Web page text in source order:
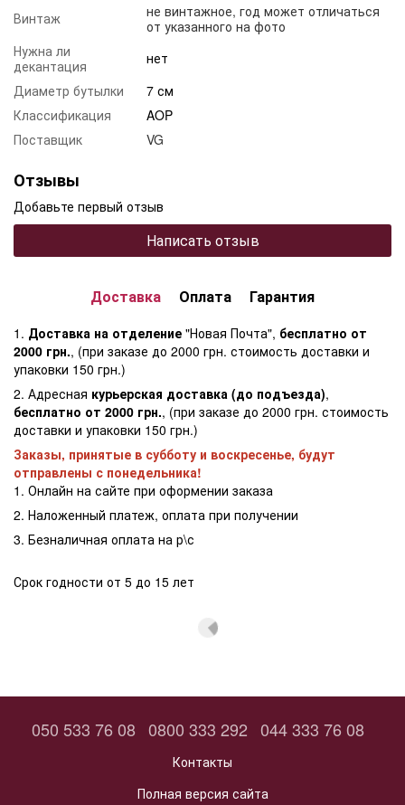
Винтаж
не винтажное, год может отличаться
от указанного на фото
Нужна ли
декантация
нет
Диаметр бутылки
7 см
Классификация
AOP
Поставщик
VG
Отзывы
Добавьте первый отзыв
Написать отзыв
Доставка Оплата Гарантия
1. Доставка на отделение "Новая Почта", бесплатно от
2000 грн., (при заказе до 2000 грн. стоимость доставки и
упаковки 150 грн.)
2. Адресная курьерская доставка (до подъезда),
бесплатно от 2000 грн., (при заказе до 2000 грн. стоимость
доставки и упаковки 150 грн.)
Заказы, принятые в субботу и воскресенье, будут
отправлены с понедельника!
1. Онлайн на сайте при оформении заказа
2. Наложенный платеж, оплата при получении
3. Безналичная оплата на р\с
Срок годности от 5 до 15 лет
050 533 76 08 0800 333 292 044 333 76 08
Контакты
Полная версия сайта